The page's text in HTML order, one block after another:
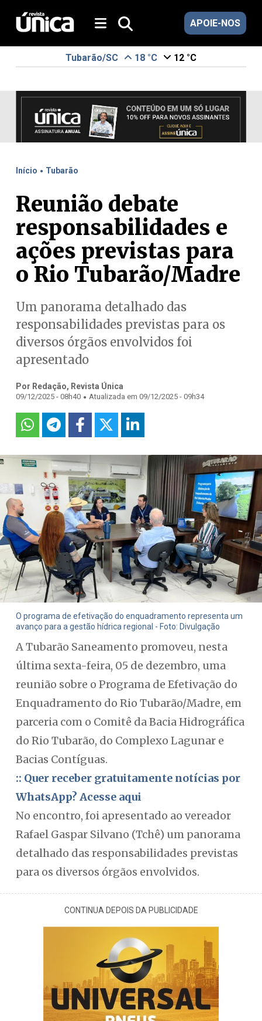
APOIE-NOS
Tubarão/SC 18 °C 12 °C
Início . Tubarão
Reunião debate
responsabilidades e
ações previstas para
o Rio Tubarão/Madre
Um panorama detalhado das
responsabilidades previstas para os
diversos órgãos envolvidos foi
apresentado
Por Redação, Revista Única
09/12/2025 - 08h40 . Atualizada em 09/12/2025 - 09h34
O programa de efetivação do enquadramento representa um
avanço para a gestão hídrica regional - Foto: Divulgação
A Tubarão Saneamento promoveu, nesta
última sexta-feira, 05 de dezembro, uma
reunião sobre o Programa de Efetivação do
Enquadramento do Rio Tubarão/Madre, em
parceria com o Comitê da Bacia Hidrográfica
do Rio Tubarão, do Complexo Lagunar e
Bacias Contíguas.
:: Quer receber gratuitamente notícias por
WhatsApp? Acesse aqui
No encontro, foi apresentado ao vereador
Rafael Gaspar Silvano (Tchê) um panorama
detalhado das responsabilidades previstas
para os diversos órgãos envolvidos.
CONTINUA DEPOIS DA PUBLICIDADE